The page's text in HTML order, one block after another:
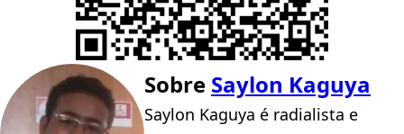
Sobre Saylon Kaguya
Saylon Kaguya é radialista e